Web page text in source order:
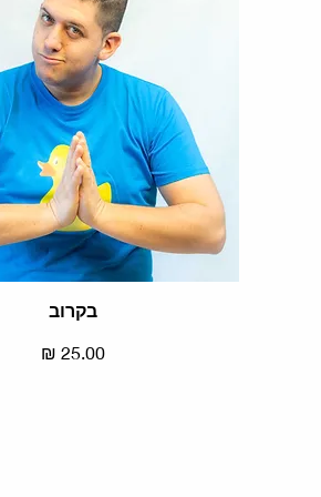
תצוגה מהירה
בקרוב
מחיר
‏25.00 ‏₪